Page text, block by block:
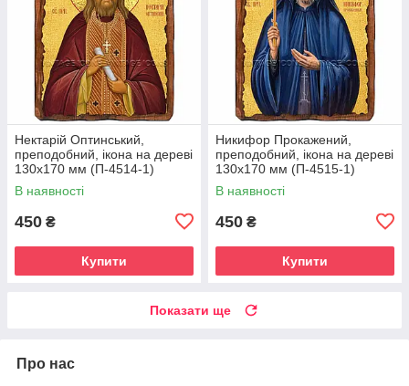
Нектарій Оптинський,
преподобний, ікона на дереві
130х170 мм (П-4514-1)
В наявності
450 ₴
Купити
Никифор Прокажений,
преподобний, ікона на дереві
130х170 мм (П-4515-1)
В наявності
450 ₴
Купити
Показати ще
Про нас